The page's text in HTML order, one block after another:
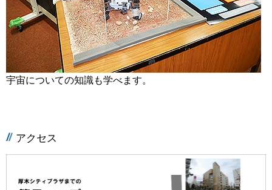
宇宙についての知識も学べます。
アクセス